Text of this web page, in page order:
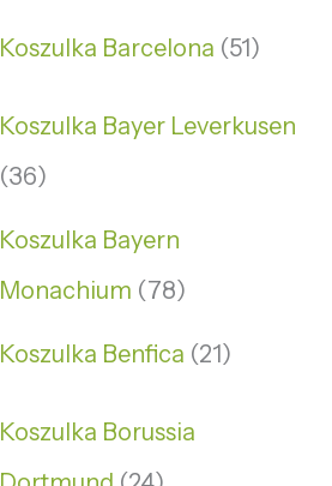
Koszulka Barcelona 51
Koszulka Bayer Leverkusen
36
Koszulka Bayern
Monachium
78
Koszulka Benfica 21
Koszulka Borussia